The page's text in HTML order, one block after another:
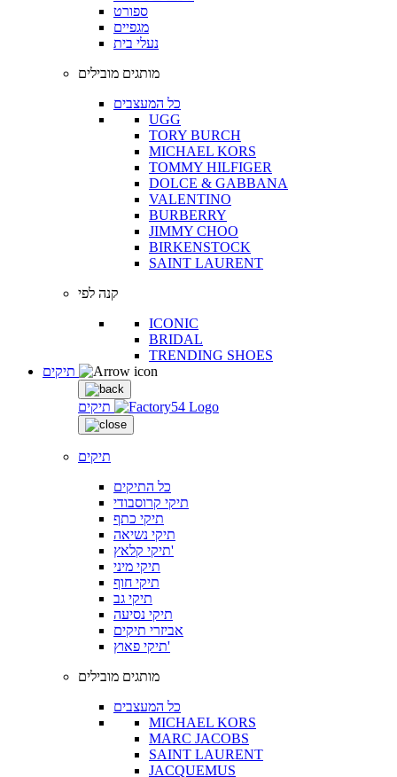
ספורט
מגפיים
נעלי בית
מותגים מובילים
כל המעצבים
UGG
TORY BURCH
MICHAEL KORS
TOMMY HILFIGER
DOLCE & GABBANA
VALENTINO
BURBERRY
JIMMY CHOO
BIRKENSTOCK
SAINT LAURENT
קנה לפי
ICONIC
BRIDAL
TRENDING SHOES
תיקים
תיקים
כל התיקים
תיקי קרוסבודי
תיקי כתף
תיקי נשיאה
תיקי קלאץ'
תיקי מיני
תיקי חוף
תיקי גב
תיקי נסיעה
אביזרי תיקים
תיקי פאוץ'
מותגים מובילים
כל המעצבים
MICHAEL KORS
MARC JACOBS
SAINT LAURENT
JACQUEMUS